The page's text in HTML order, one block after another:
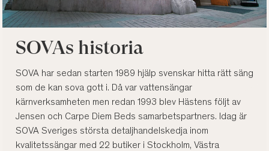
SOVAs historia
SOVA har sedan starten 1989 hjälp svenskar hitta rätt säng
som de kan sova gott i. Då var vattensängar
kärnverksamheten men redan 1993 blev Hästens följt av
Jensen och Carpe Diem Beds samarbetspartners. Idag är
SOVA Sveriges största detaljhandelskedja inom
kvalitetssängar med 22 butiker i Stockholm, Västra